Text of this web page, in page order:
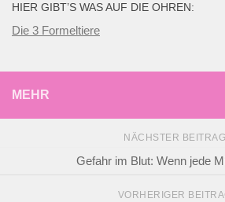
HIER GIBT’S WAS AUF DIE OHREN:
Die 3 Formeltiere
MEHR
NÄCHSTER BEITRAG
Gefahr im Blut: Wenn jede
VORHERIGER